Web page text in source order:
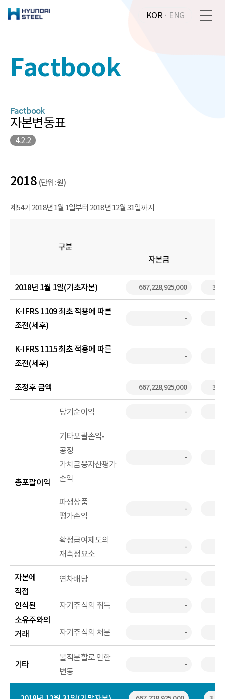
KOR· ENG
Factbook
Factbook
자본변동표
4.2.2
2018 (단위: 원)
제54기 2018년 1월 1일부터 2018년 12월 31일까지
구분
자본금
2018년 1월 1일(기초자본) 667,228,925,000
K-IFRS 1109 최초 적용에 따른
조전(세후)
-
K-IFRS 1115 최초 적용에 따른
조전(세후)
-
조정후 금액 667,228,925,000
총포괄이익
당기순이익 -
기타포괄손익-
공정
가치금융자산평가
손익
-
파생상품
평가손익
-
확정급여제도의
재측정요소
-
자본에
직접
인식된
소유주와의
거래
연차배당 -
자기주식의 취득 -
자기주식의 처분 -
기타
물적분할로 인한
변동
-